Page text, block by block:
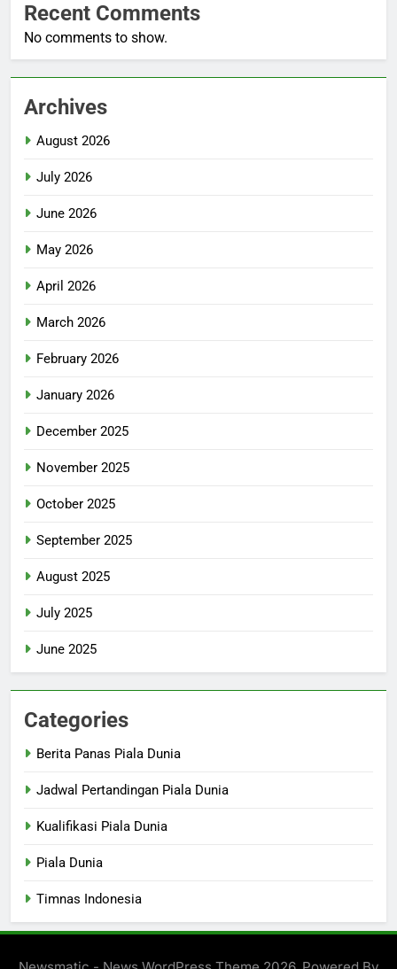
Recent Comments
No comments to show.
Archives
August 2026
July 2026
June 2026
May 2026
April 2026
March 2026
February 2026
January 2026
December 2025
November 2025
October 2025
September 2025
August 2025
July 2025
June 2025
Categories
Berita Panas Piala Dunia
Jadwal Pertandingan Piala Dunia
Kualifikasi Piala Dunia
Piala Dunia
Timnas Indonesia